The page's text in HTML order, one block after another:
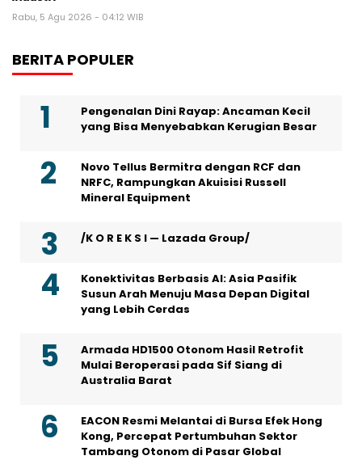
Rabu, 5 Agu 2026 - 04:12 WIB
BERITA POPULER
Pengenalan Dini Rayap: Ancaman Kecil
yang Bisa Menyebabkan Kerugian Besar
Novo Tellus Bermitra dengan RCF dan
NRFC, Rampungkan Akuisisi Russell
Mineral Equipment
/K O R E K S I — Lazada Group/
Konektivitas Berbasis AI: Asia Pasifik
Susun Arah Menuju Masa Depan Digital
yang Lebih Cerdas
Armada HD1500 Otonom Hasil Retrofit
Mulai Beroperasi pada Sif Siang di
Australia Barat
EACON Resmi Melantai di Bursa Efek Hong
Kong, Percepat Pertumbuhan Sektor
Tambang Otonom di Pasar Global